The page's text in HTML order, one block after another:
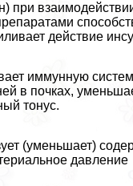
при
действие
иммунную
в почках,
тонус.
(уменьшает)
давление